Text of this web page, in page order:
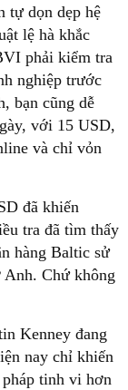
tự dọn dẹp hệ
lệ hà khắc
phải kiểm tra
nghiệp trước
bạn cũng dễ
với 15 USD,
và chỉ vỏn
đã khiến
tra đã tìm thấy
hàng Baltic sử
Anh. Chứ không
Kenney đang
nay chỉ khiến
tinh vi hơn